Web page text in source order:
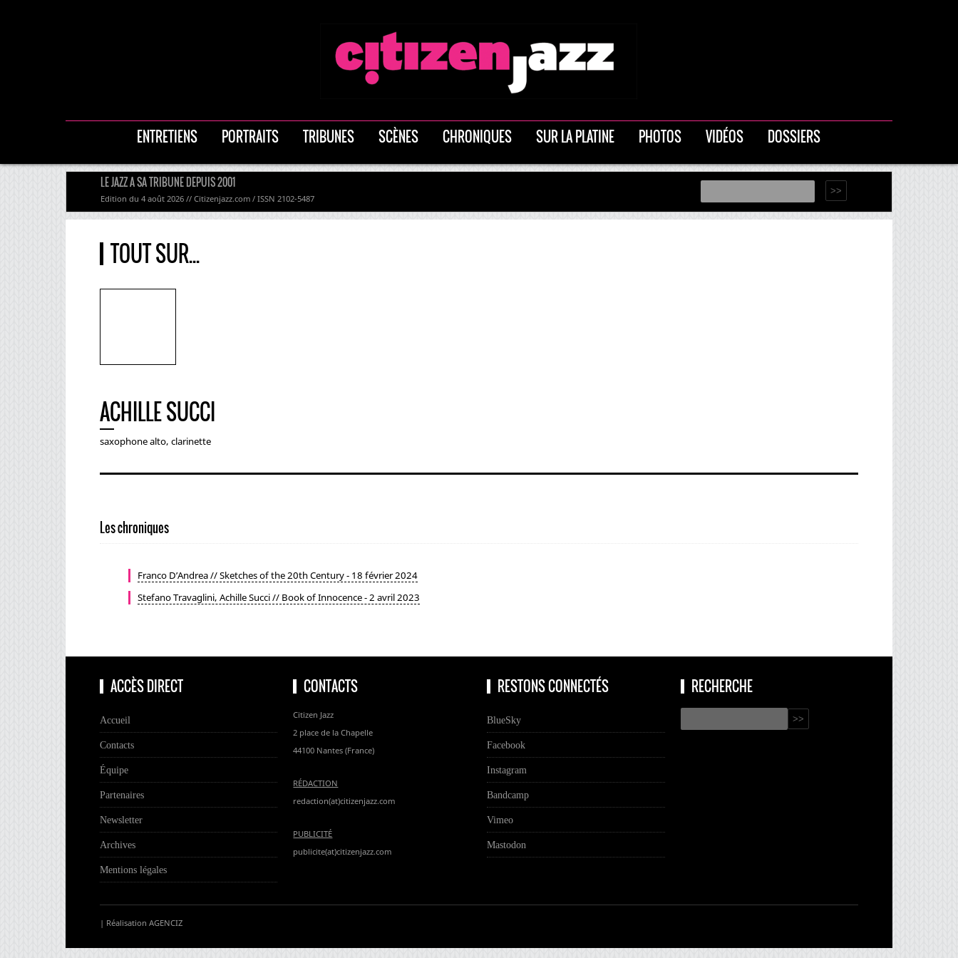
ENTRETIENS PORTRAITS TRIBUNES SCÈNES CHRONIQUES SUR LA PLATINE PHOTOS VIDÉOS DOSSIERS
LE JAZZ A SA TRIBUNE DEPUIS 2001
Edition du 4 août 2026 // Citizenjazz.com / ISSN 2102-5487
TOUT SUR...
ACHILLE SUCCI
saxophone alto, clarinette
Les chroniques
Franco D’Andrea // Sketches of the 20th Century - 18 février 2024
Stefano Travaglini, Achille Succi // Book of Innocence - 2 avril 2023
ACCÈS DIRECT
Accueil
Contacts
Équipe
Partenaires
Newsletter
Archives
Mentions légales
CONTACTS
Citizen Jazz
2 place de la Chapelle
44100 Nantes (France)
RÉDACTION
redaction(at)citizenjazz.com
PUBLICITÉ
publicite(at)citizenjazz.com
RESTONS CONNECTÉS
BlueSky
Facebook
Instagram
Bandcamp
Vimeo
Mastodon
RECHERCHE
| Réalisation AGENCIZ